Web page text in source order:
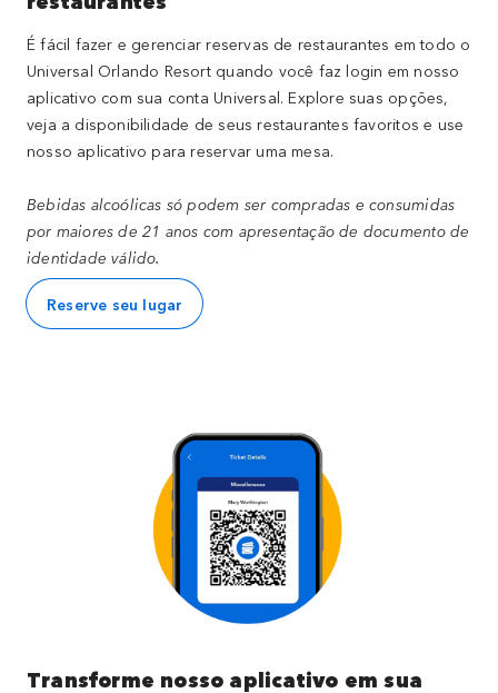
É fácil fazer e gerenciar reservas de restaurantes em todo o
Universal Orlando Resort quando você faz login em nosso
aplicativo com sua conta Universal. Explore suas opções,
veja a disponibilidade de seus restaurantes favoritos e use
nosso aplicativo para reservar uma mesa.
Bebidas alcoólicas só podem ser compradas e consumidas
por maiores de 21 anos com apresentação de documento de
identidade válido.
Reserve seu lugar
Transforme nosso aplicativo em sua